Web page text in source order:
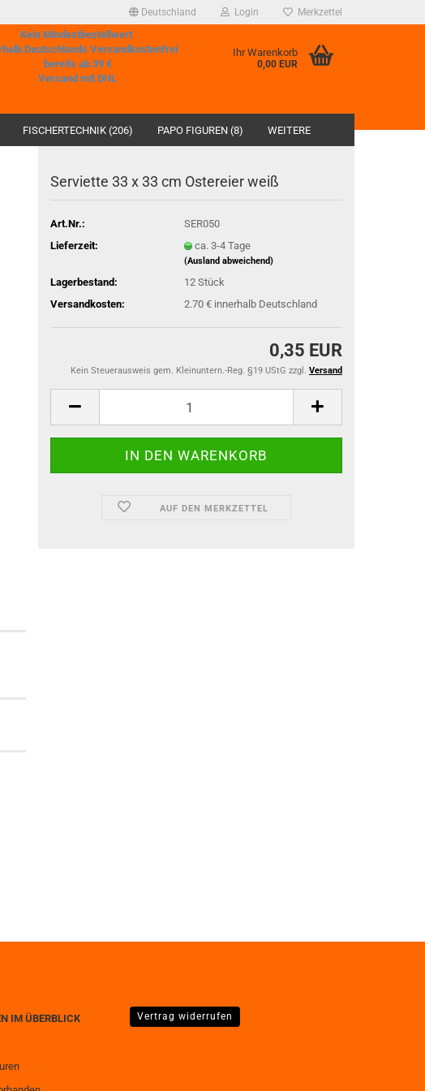
Deutschland Login Merkzettel
Kein Mindestbestellwert
Deutschlands Versandkostenfrei
bereits ab 39 €
Versand mit DHL
Ihr Warenkorb
0,00 EUR
FISCHERTECHNIK (206) PAPO FIGUREN (8) WEITERE
Serviette 33 x 33 cm Ostereier weiß
Art.Nr.:
SER050
Lieferzeit:
ca. 3-4 Tage
(Ausland abweichend)
Lagerbestand: 12 Stück
Versandkosten:
2.70 € innerhalb Deutschland
0,35 EUR
Kein Steuerausweis gem. Kleinuntern.-Reg. §19 UStG zzgl. Versand
AUF DEN MERKZETTEL
IM ÜBERBLICK
Vertrag widerrufen